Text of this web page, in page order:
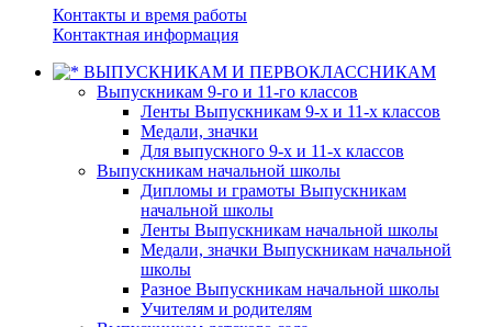
Контакты и время работы
Контактная информация
ВЫПУСКНИКАМ И ПЕРВОКЛАССНИКАМ
Выпускникам 9-го и 11-го классов
Ленты Выпускникам 9-х и 11-х классов
Медали, значки
Для выпускного 9-х и 11-х классов
Выпускникам начальной школы
Дипломы и грамоты Выпускникам
начальной школы
Ленты Выпускникам начальной школы
Медали, значки Выпускникам начальной
школы
Разное Выпускникам начальной школы
Учителям и родителям